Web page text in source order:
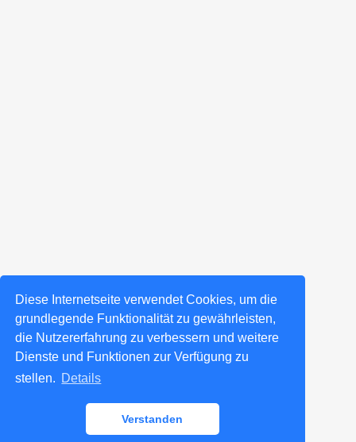
Diese Internetseite verwendet Cookies, um die
grundlegende Funktionalität zu gewährleisten,
die Nutzererfahrung zu verbessern und weitere
Dienste und Funktionen zur Verfügung zu
stellen. Details
Verstanden